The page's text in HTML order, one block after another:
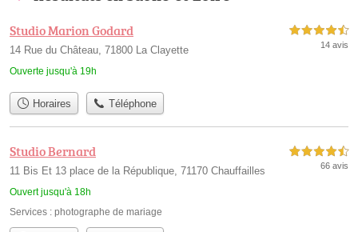
Studio Marion Godard
14 Rue du Château, 71800 La Clayette
Ouverte jusqu'à 19h
4,5 étoiles sur 5
14 avis
Horaires Téléphone
Studio Bernard
11 Bis Et 13 place de la République, 71170 Chauffailles
Ouvert jusqu'à 18h
4,5 étoiles sur 5
66 avis
Services : photographe de mariage